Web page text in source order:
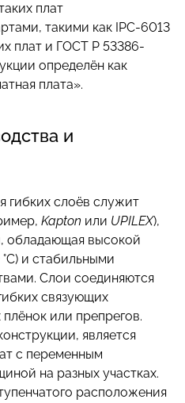
плат
такими как IPC-6013
плат и ГОСТ Р 53386-
определён как
плата».
и
гибких слоёв служит
Kapton или UPILEX),
обладающая высокой
и стабильными
Слои соединяются
связующих
или препрегов.
является
с переменным
на разных участках.
расположения